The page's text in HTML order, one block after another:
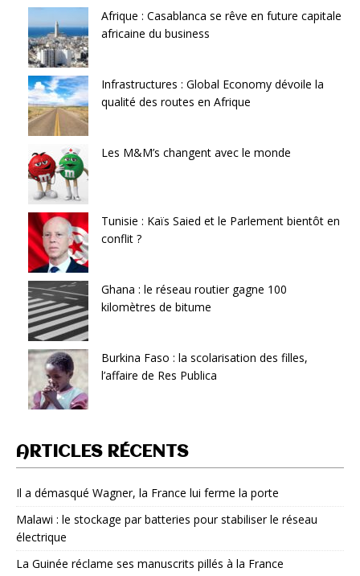
Afrique : Casablanca se rêve en future capitale
africaine du business
Infrastructures : Global Economy dévoile la
qualité des routes en Afrique
Les M&M’s changent avec le monde
Tunisie : Kaïs Saied et le Parlement bientôt en
conflit ?
Ghana : le réseau routier gagne 100
kilomètres de bitume
Burkina Faso : la scolarisation des filles,
l’affaire de Res Publica
ARTICLES RÉCENTS
Il a démasqué Wagner, la France lui ferme la porte
Malawi : le stockage par batteries pour stabiliser le réseau
électrique
La Guinée réclame ses manuscrits pillés à la France